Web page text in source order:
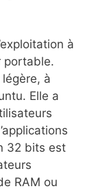
à
portable.
à
Elle a
32 bits est
RAM ou